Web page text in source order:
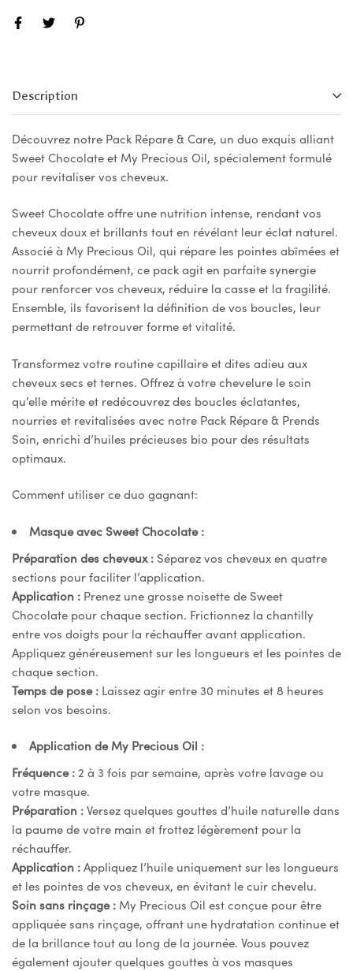
Description
Découvrez notre Pack Répare & Care, un duo exquis alliant
Sweet Chocolate et My Precious Oil, spécialement formulé
pour revitaliser vos cheveux.
Sweet Chocolate offre une nutrition intense, rendant vos
cheveux doux et brillants tout en révélant leur éclat naturel.
Associé à My Precious Oil, qui répare les pointes abîmées et
nourrit profondément, ce pack agit en parfaite synergie
pour renforcer vos cheveux, réduire la casse et la fragilité.
Ensemble, ils favorisent la définition de vos boucles, leur
permettant de retrouver forme et vitalité.
Transformez votre routine capillaire et dites adieu aux
cheveux secs et ternes. Offrez à votre chevelure le soin
qu’elle mérite et redécouvrez des boucles éclatantes,
nourries et revitalisées avec notre Pack Répare & Prends
Soin, enrichi d’huiles précieuses bio pour des résultats
optimaux.
Comment utiliser ce duo gagnant:
Masque avec Sweet Chocolate :
Préparation des cheveux : Séparez vos cheveux en quatre
sections pour faciliter l’application.
Application : Prenez une grosse noisette de Sweet
Chocolate pour chaque section. Frictionnez la chantilly
entre vos doigts pour la réchauffer avant application.
Appliquez généreusement sur les longueurs et les pointes de
chaque section.
Temps de pose : Laissez agir entre 30 minutes et 8 heures
selon vos besoins.
Application de My Precious Oil :
Fréquence : 2 à 3 fois par semaine, après votre lavage ou
votre masque.
Préparation :Versez quelques gouttes d’huile naturelle dans
la paume de votre main et frottez légèrement pour la
réchauffer.
Application :Appliquez l’huile uniquement sur les longueurs
et les pointes de vos cheveux, en évitant le cuir chevelu.
Soin sans rinçage : My Precious Oil est conçue pour être
appliquée sans rinçage, offrant une hydratation continue et
de la brillance tout au long de la journée. Vous pouvez
également ajouter quelques gouttes à vos masques